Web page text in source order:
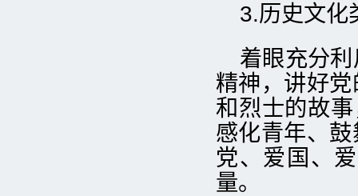
3.历史文化
着眼充分
精神，讲好
和烈士的故
感化青年、
党、爱国、
量。